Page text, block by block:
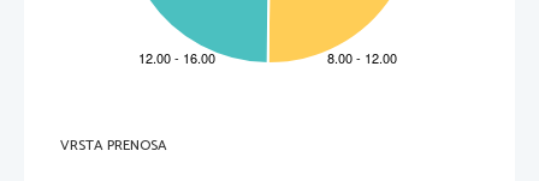
7.     En quelle année est-elle morte?
  _____________________________________________________________________________________
8.     Dans quel musée de La Rochelle peut-on aujourd'hui voir cette girafe?
VRSTA PRENOSA